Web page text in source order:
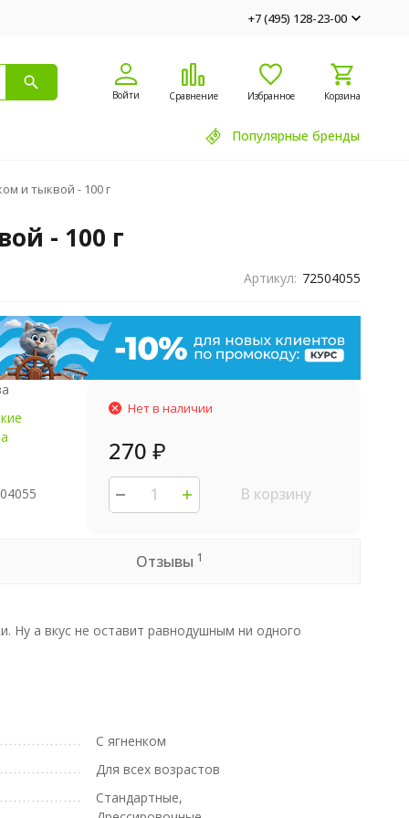
+7 (495) 128-23-00
Войти Сравнение Избранное Корзина
Популярные бренды
и тыквой - 100 г
- 100 г
Артикул: 72504055
Нет в наличии
270 ₽
В корзину
Отзывы 1
Ну а вкус не оставит равнодушным ни одного
С ягненком
Для всех возрастов
Стандартные,